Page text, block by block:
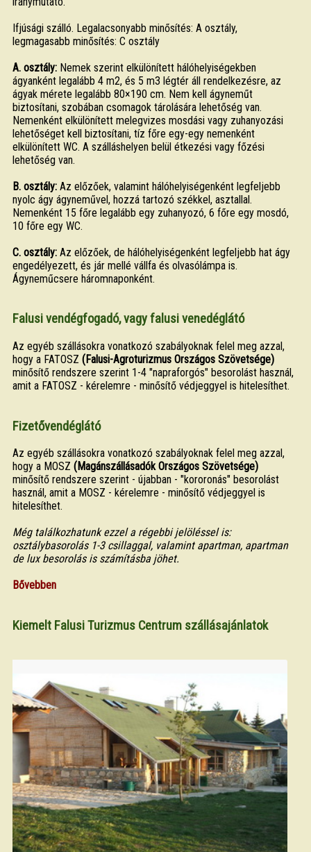
Ifjúsági szálló. Legalacsonyabb minősítés: A osztály,
legmagasabb minősítés: C osztály
A. osztály:Nemek szerint elkülönített hálóhelyiségekben
ágyanként legalább 4 m2, és 5 m3 légtér áll rendelkezésre, az
ágyak mérete legalább 80×190 cm. Nem kell ágyneműt
biztosítani, szobában csomagok tárolására lehetőség van.
Nemenként elkülönített melegvizes mosdási vagy zuhanyozási
lehetőséget kell biztosítani, tíz főre egy-egy nemenként
elkülönített WC. A szálláshelyen belül étkezési vagy főzési
lehetőség van.
B. osztály:Az előzőek, valamint hálóhelyiségenként legfeljebb
nyolc ágy ágyneművel, hozzá tartozó székkel, asztallal.
Nemenként 15 főre legalább egy zuhanyozó, 6 főre egy mosdó,
10 főre egy WC.
C. osztály:Az előzőek, de hálóhelyiségenként legfeljebb hat ágy
engedélyezett, és jár mellé vállfa és olvasólámpa is.
Ágyneműcsere háromnaponként.
Falusi vendégfogadó, vagy falusi venedéglátó
Az egyéb szállásokra vonatkozó szabályoknak felel meg azzal,
hogy a FATOSZ (Falusi-Agroturizmus Országos Szövetsége)
minősítő rendszere szerint 1-4 "napraforgós" besorolást használ,
amit a FATOSZ - kérelemre - minősítő védjeggyel is hitelesíthet.
Fizetővendéglátó
Az egyéb szállásokra vonatkozó szabályoknak felel meg azzal,
hogy a MOSZ (Magánszállásadók Országos Szövetsége)
minősítő rendszere szerint - újabban - "kororonás" besorolást
használ, amit a MOSZ - kérelemre - minősítő védjeggyel is
hitelesíthet.
Még találkozhatunk ezzel a régebbi jelöléssel is:
osztálybasorolás 1-3 csillaggal, valamint apartman, apartman
de lux besorolás is számításba jöhet.
Bővebben
Kiemelt Falusi Turizmus Centrum szállásajánlatok